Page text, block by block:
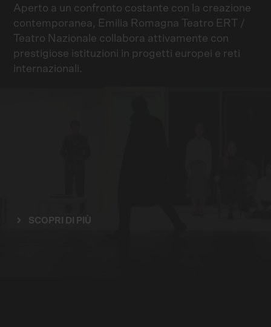
Aperto a un confronto costante con la creazione
contemporanea, Emilia Romagna Teatro ERT /
Teatro Nazionale collabora attivamente con
prestigiose istituzioni in progetti europei e reti
internazionali.
SCOPRI DI PIÙ